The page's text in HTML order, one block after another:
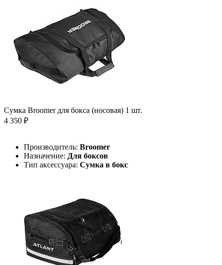
Сумка Broomer для бокса (носовая) 1 шт.
4 350 ₽
Производитель: Broomer
Назначение: Для боксов
Тип аксессуара: Сумка в бокс